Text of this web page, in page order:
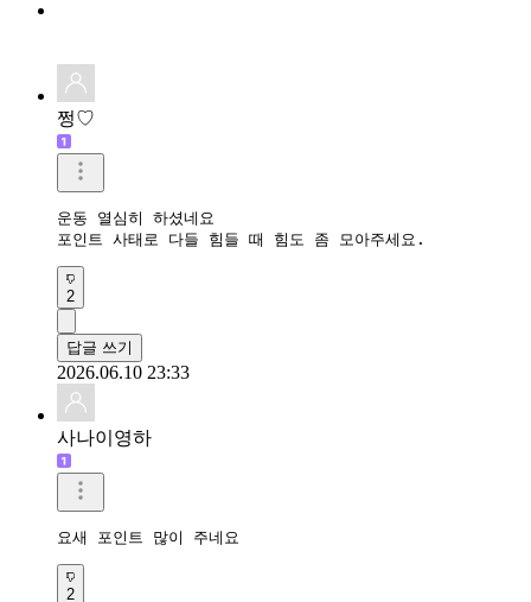
쩡♡
운동 열심히 하셨네요
포인트 사태로 다들 힘들 때 힘도 좀 모아주세요.
2
답글 쓰기
2026.06.10 23:33
사나이영하
요새 포인트 많이 주네요
2